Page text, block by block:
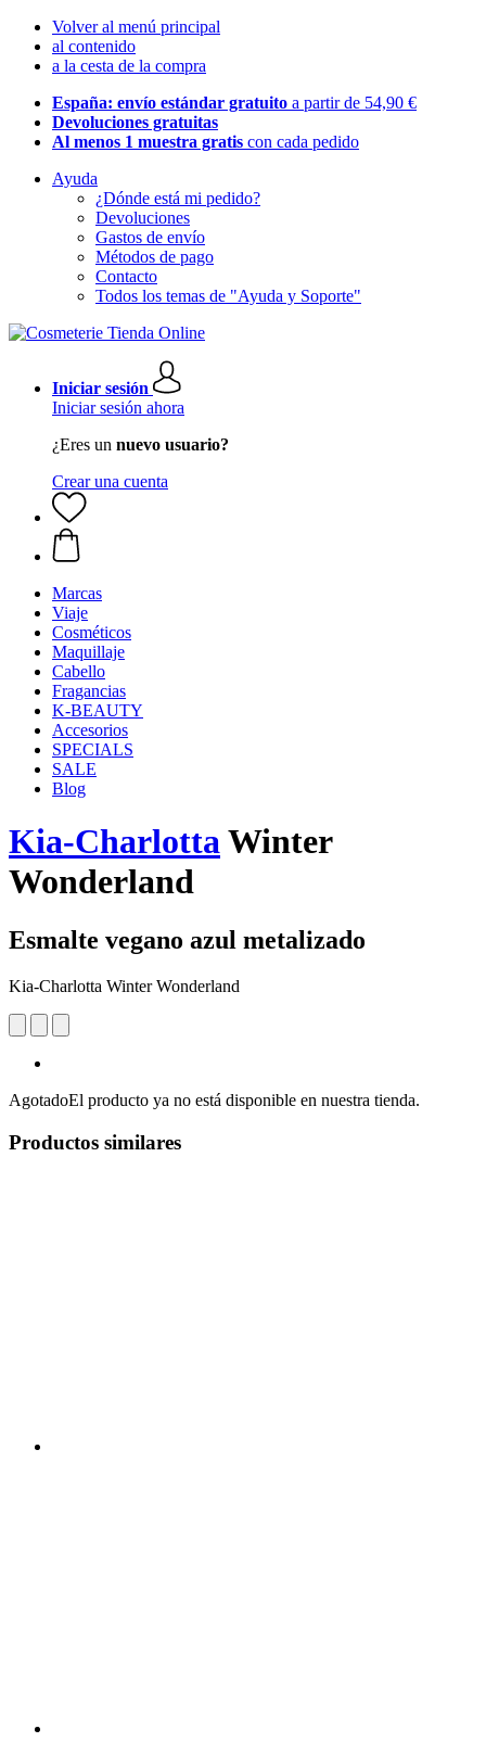
Volver al menú principal
al contenido
a la cesta de la compra
España: envío estándar gratuito a partir de 54,90 €
Devoluciones gratuitas
Al menos 1 muestra gratis con cada pedido
Ayuda
¿Dónde está mi pedido?
Devoluciones
Gastos de envío
Métodos de pago
Contacto
Todos los temas de "Ayuda y Soporte"
Iniciar sesión
Iniciar sesión ahora
¿Eres un nuevo usuario?
Crear una cuenta
Marcas
Viaje
Cosméticos
Maquillaje
Cabello
Fragancias
K-BEAUTY
Accesorios
SPECIALS
SALE
Blog
Kia-CharlottaWinter
Wonderland
Esmalte vegano azul metalizado
Kia-Charlotta Winter Wonderland
AgotadoEl producto ya no está disponible en nuestra tienda.
Productos similares